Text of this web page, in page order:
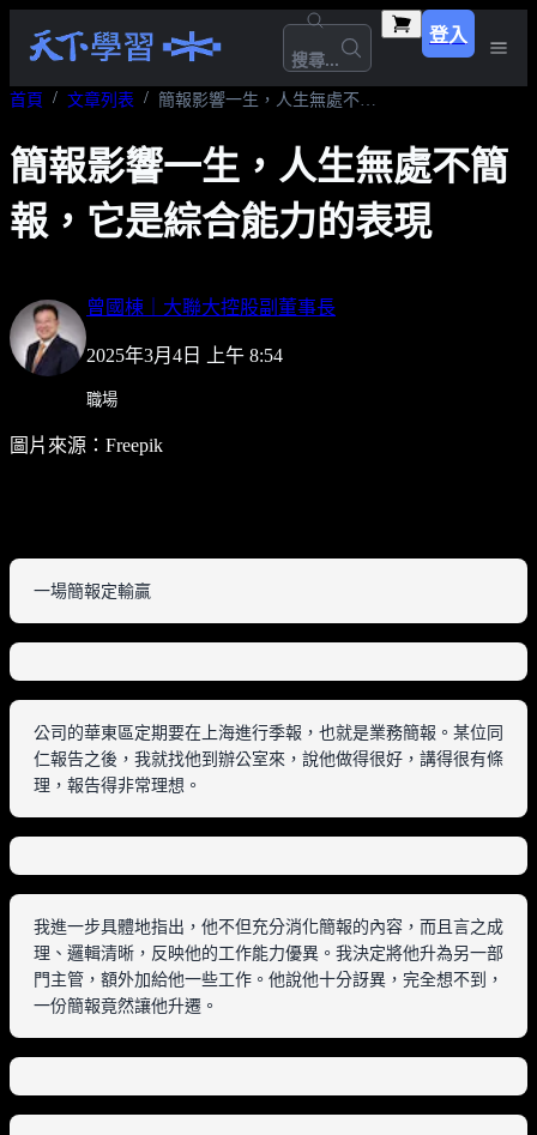
搜尋...
登入
首頁 文章列表 簡報影響一生，人生無處不簡報，它是綜合能力的表現
簡報影響一生，人生無處不簡
報，它是綜合能力的表現
曾國棟｜大聯大控股副董事長
2025年3月4日 上午 8:54
職場
圖片來源：Freepik
一場簡報定輸贏
公司的華東區定期要在上海進行季報，也就是業務簡報。某位同
仁報告之後，我就找他到辦公室來，說他做得很好，講得很有條
理，報告得非常理想。
我進一步具體地指出，他不但充分消化簡報的內容，而且言之成
理、邏輯清晰，反映他的工作能力優異。我決定將他升為另一部
門主管，額外加給他一些工作。他說他十分訝異，完全想不到，
一份簡報竟然讓他升遷。